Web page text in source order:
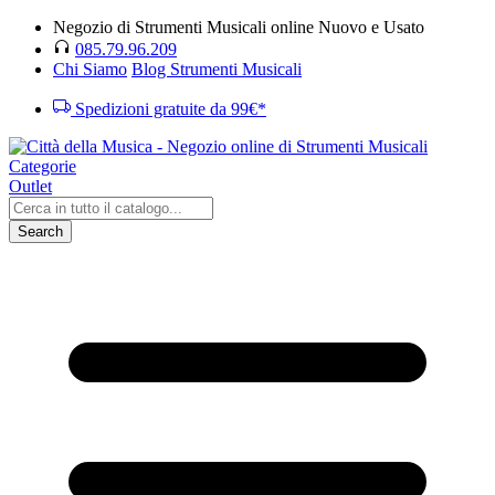
Negozio di Strumenti Musicali online Nuovo e Usato
085.79.96.209
Chi Siamo Blog Strumenti Musicali
Spedizioni gratuite da 99€*
Categorie
Outlet
Search